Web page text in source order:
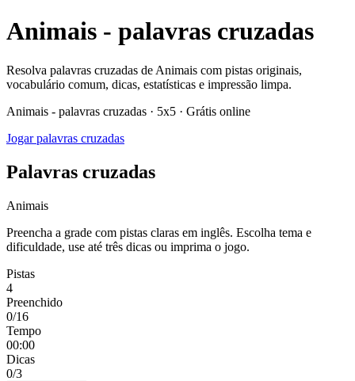
Animais - palavras cruzadas
Resolva palavras cruzadas de Animais com pistas originais,
vocabulário comum, dicas, estatísticas e impressão limpa.
Animais - palavras cruzadas · 5x5 · Grátis online
Jogar palavras cruzadas
Palavras cruzadas
Animais
Preencha a grade com pistas claras em inglês. Escolha tema e
dificuldade, use até três dicas ou imprima o jogo.
Pistas
4
Preenchido
0/16
Tempo
00:00
Dicas
0/3